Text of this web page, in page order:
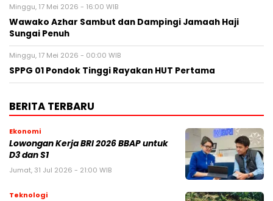
Minggu, 17 Mei 2026 - 16:00 WIB
Wawako Azhar Sambut dan Dampingi Jamaah Haji
Sungai Penuh
Minggu, 17 Mei 2026 - 00:00 WIB
SPPG 01 Pondok Tinggi Rayakan HUT Pertama
BERITA TERBARU
Ekonomi
Lowongan Kerja BRI 2026 BBAP untuk
D3 dan S1
Jumat, 31 Jul 2026 - 21:00 WIB
Teknologi